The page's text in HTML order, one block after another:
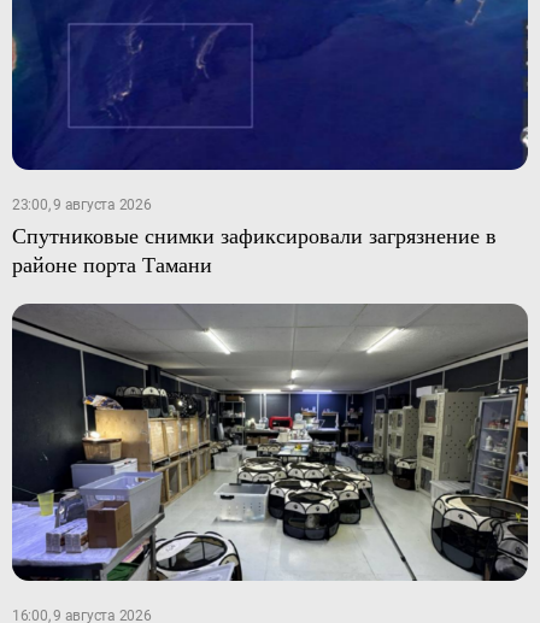
23:00, 9 августа 2026
Спутниковые снимки зафиксировали загрязнение в
районе порта Тамани
16:00, 9 августа 2026